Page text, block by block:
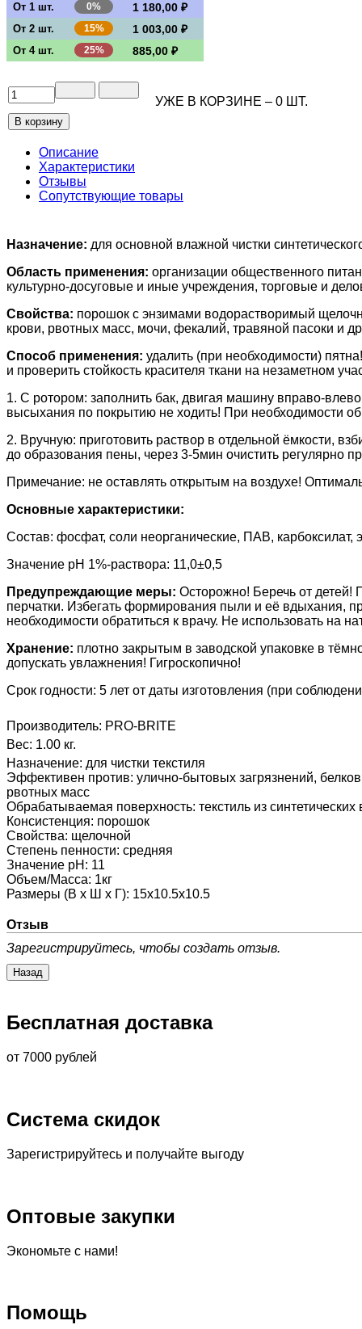
От 1 шт. 0% 1 180,00 ₽
От 2 шт. 15% 1 003,00 ₽
От 4 шт. 25% 885,00 ₽
УЖЕ В КОРЗИНЕ – 0 ШТ.
Описание
Характеристики
Отзывы
Сопутствующие товары
Назначение: для основной влажной чистки
Область применения: организации общественного
культурно-досуговые и иные учреждения, торговые и
Свойства: порошок с энзимами водорастворимый
крови, рвотных масс, мочи, фекалий, травяной пасоки и
Способ применения: удалить (при необходимости)
и проверить стойкость красителя ткани на незаметном
1. С ротором: заполнить бак, двигая машину вправо-
высыхания по покрытию не ходить! При необходимости
2. Вручную: приготовить раствор в отдельной ёмкости,
до образования пены, через 3-5мин очистить регулярно
Примечание: не оставлять открытым на воздухе!
Основные характеристики:
Состав: фосфат, соли неорганические, ПАВ, карбоксилат,
Значение pH 1%-раствора: 11,0±0,5
Предупреждающие меры: Осторожно! Беречь от детей!
перчатки. Избегать формирования пыли и её вдыхания,
необходимости обратиться к врачу. Не использовать на
Хранение: плотно закрытым в заводской упаковке в
допускать увлажнения! Гигроскопично!
Срок годности: 5 лет от даты изготовления (при
Производитель: PRO-BRITE
Вес: 1.00 кг.
Назначение: для чистки текстиля
Эффективен против: улично-бытовых загрязнений,
рвотных масс
Обрабатываемая поверхность: текстиль из синтетических
Консистенция: порошок
Свойства: щелочной
Степень пенности: средняя
Значение pH : 11
Объем/Масса: 1кг
Размеры (В х Ш х Г): 15х10.5х10.5
Отзыв
Зарегистрируйтесь, чтобы создать отзыв.
Бесплатная доставка
от 7000 рублей
Система скидок
Зарегистрируйтесь и получайте выгоду
Оптовые закупки
Экономьте с нами!
Помощь